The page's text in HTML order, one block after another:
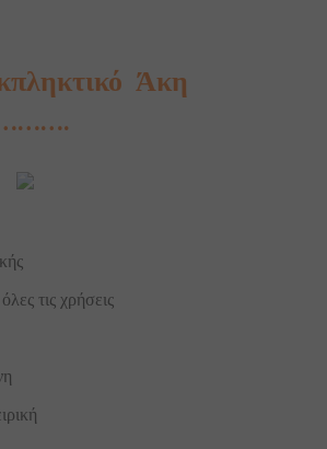
Άκη
……….
τις χρήσεις